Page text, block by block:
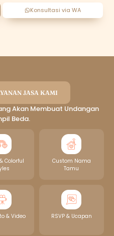
Konsultasi via WA
JASA KAMI
Akan Membuat Undangan
Beda.
Colorful
Custom Nama
Tamu
& Video RSVP & Ucapan